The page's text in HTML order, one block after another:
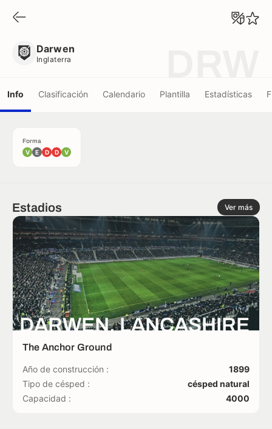
Darwen
Inglaterra
Info Clasificación Calendario Plantilla Estadísticas
Forma
V E D D V
Estadios Ver más
DARWEN, LANCASHIRE
The Anchor Ground
Año de construcción :
1899
Tipo de césped :
césped natural
Capacidad :
4000